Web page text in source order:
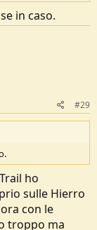
in caso.
#29
ho
sulle Hierro
con le
troppo ma